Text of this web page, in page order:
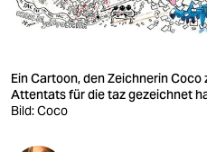
verlag
veranstaltungen
Ein Cartoon, den Zeichnerin
Attentats für die taz gezeichnet
Bild: Coco